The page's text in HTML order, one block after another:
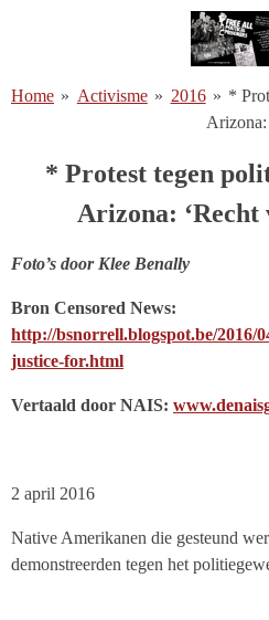
de
Home » Activisme » 2016 » *
Arizona:
* Protest tegen
Arizona: ‘Recht
Foto’s door Klee Benally
Bron Censored News:
http://bsnorrell.blogspot.be/2016/
justice-for.html
Vertaald door NAIS:
2 april 2016
Native Amerikanen die gesteund
demonstreerden tegen het